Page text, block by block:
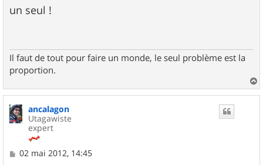
s
s
un seul !
Il faut de tout pour faire un monde, le seul problème est la
proportion.
a
ancalagon
Utagawiste
expert
M
02 mai 2012, 14:45